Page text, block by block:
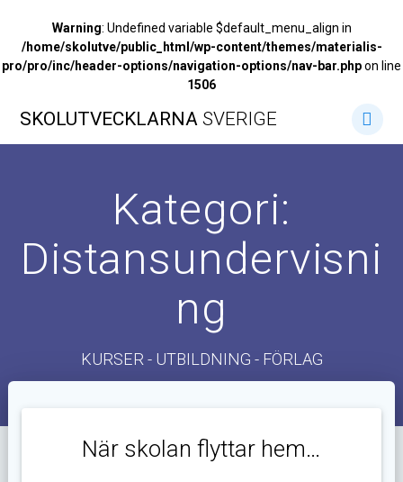
Warning: Undefined variable $default_menu_align in
/home/skolutve/public_html/wp-content/themes/materialis-
pro/pro/inc/header-options/navigation-options/nav-bar.phpon line
1506
till
SKOLUTVECKLARNA SVERIGE
Kategori:
Distansundervisni
ng
KURSER - UTBILDNING - FÖRLAG
När skolan flyttar hem…